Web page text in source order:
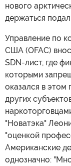
нового
держаться
Управление по
США (OFAC)
SDN-лист, где
которыми
оказался в этом
других
"Новатэка"
"оценкой
Американские
однозначно: